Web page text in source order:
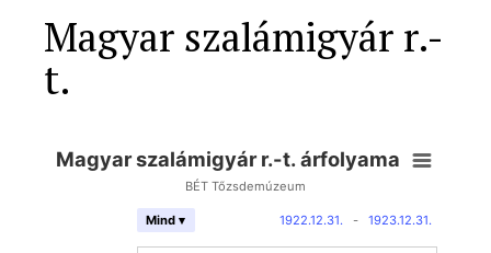
Magyar szalámigyár r.-
t.
Magyar szalámigyár r.-t. árfolyama
BÉT Tőzsdemúzeum
1922.12.31. - 1923.12.31.
Mind ▾